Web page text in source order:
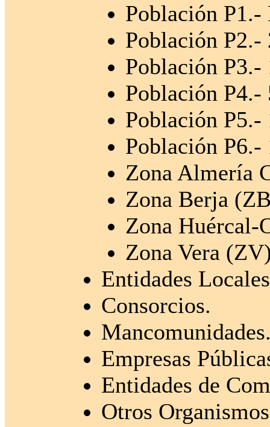
Población P1.-
Población P2.-
Población P3.-
Población P4.-
Población P5.-
Población P6.-
Zona Almería
Zona Berja
Zona Huércal-
Zona Vera
Entidades
Consorcios.
Empresas
Entidades de
Otros